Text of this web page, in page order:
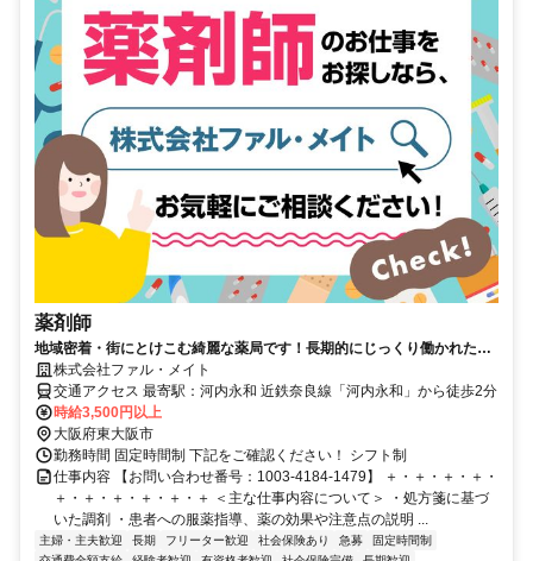
薬剤師
地域密着・街にとけこむ綺麗な薬局です！長期的にじっくり働かれたい
方歓迎。
株式会社ファル・メイト
交通アクセス 最寄駅：河内永和 近鉄奈良線「河内永和」から徒歩2分
時給3,500円以上
大阪府東大阪市
勤務時間 固定時間制 下記をご確認ください！ シフト制
仕事内容 【お問い合わせ番号：1003-4184-1479】 ＋・＋・＋・＋・
＋・＋・＋・＋・＋・＋ ＜主な仕事内容について＞ ・処方箋に基づ
いた調剤 ・患者への服薬指導、薬の効果や注意点の説明 ...
主婦・主夫歓迎 長期 フリーター歓迎 社会保険あり 急募
固定時間制